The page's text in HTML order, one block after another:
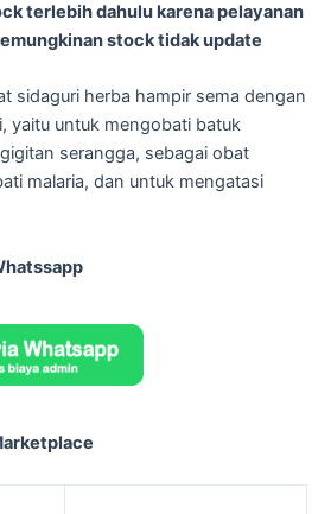
terlebih dahulu karena pelayanan
stock tidak update
sidaguri herba hampir sema dengan
yaitu untuk mengobati batuk
serangga, sebagai obat
malaria, dan untuk mengatasi